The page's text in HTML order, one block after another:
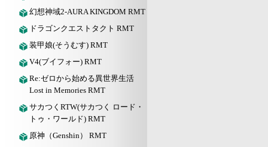
幻想神域2-AURA KINGDOM RMT
ドラゴンクエストタクト RMT
装甲娘(そうむす) RMT
V4(ブイフォー) RMT
Re:ゼロから始める異世界生活
Lost in Memories RMT
サカつくRTW(サカつく ロード・
トゥ・ワールド) RMT
原神（Genshin） RMT